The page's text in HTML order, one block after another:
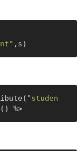
, s)
"studen
%>